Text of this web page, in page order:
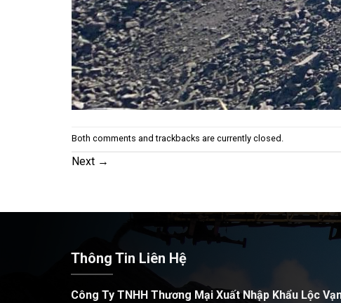
Both comments and trackbacks are currently closed.
Next →
Thông Tin Liên Hệ
Công Ty TNHH Thương Mại Xuất Nhập Khẩu Lộc